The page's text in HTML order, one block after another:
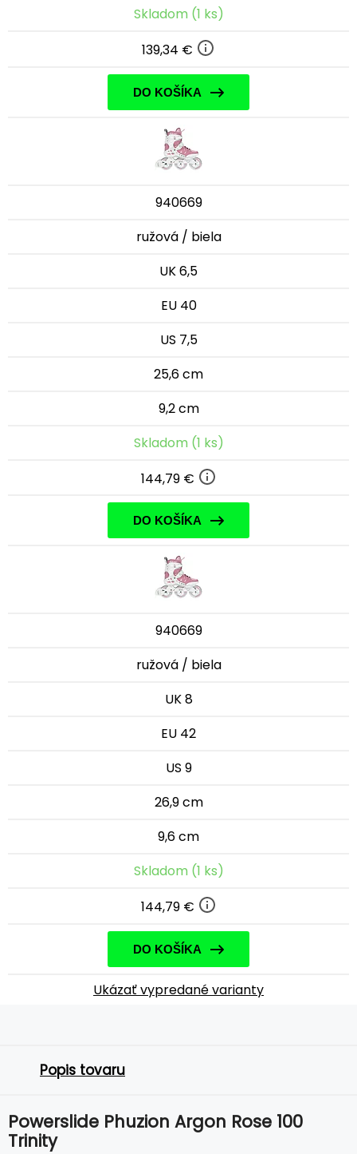
Skladom (1 ks)
139,34 €
DO KOŠÍKA
940669
ružová / biela
UK 6,5
EU 40
US 7,5
25,6 cm
9,2 cm
Skladom (1 ks)
144,79 €
DO KOŠÍKA
940669
ružová / biela
UK 8
EU 42
US 9
26,9 cm
9,6 cm
Skladom (1 ks)
144,79 €
DO KOŠÍKA
Ukázať vypredané varianty
Popis tovaru
Powerslide Phuzion Argon Rose 100
Trinity